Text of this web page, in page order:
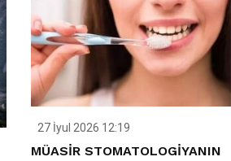
27 İyul 2026 12:19
MÜASİR STOMATOLOGİYANIN